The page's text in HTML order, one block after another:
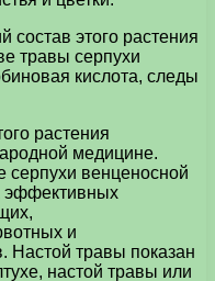
состав этого растения
травы серпухи
кислота, следы
растения
медицине.
серпухи венценосной
эффективных
и
Настой травы показан
настой травы или